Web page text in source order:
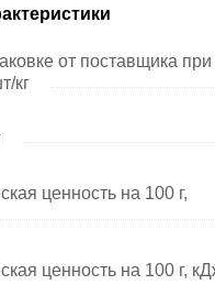
от поставщика при
кг
ценность на 100 г,
ценность на 100 г,